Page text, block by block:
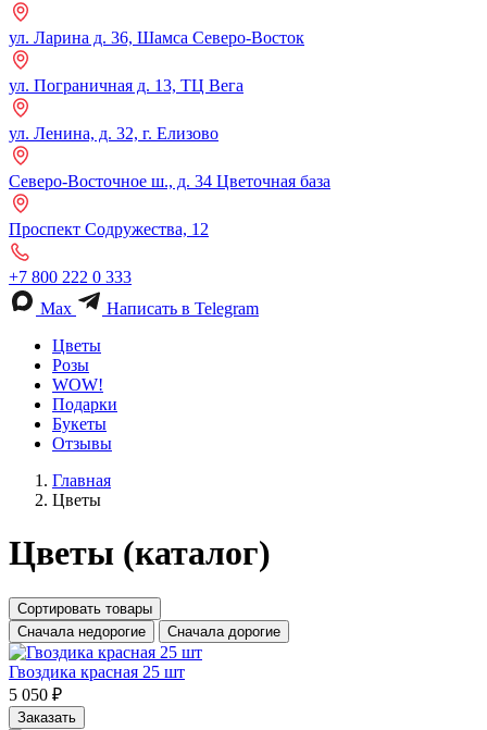
ул. Ларина д. 36, Шамса Северо-Восток
ул. Пограничная д. 13, ТЦ Вега
ул. Ленина, д. 32, г. Елизово
Северо-Восточное ш., д. 34 Цветочная база
Проспект Содружества, 12
+7 800 222 0 333
Max
Написать в Telegram
Цветы
Розы
WOW!
Подарки
Букеты
Отзывы
Главная
Цветы
Цветы (каталог)
Сортировать товары
Сначала недорогие
Сначала дорогие
Гвоздика красная 25 шт
5 050 ₽
Заказать